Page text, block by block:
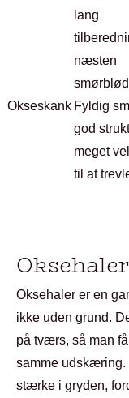
lang
næsten
Okseskank Fyldig
god
meget
til at
Oksehaler
Oksehaler er en
ikke uden grund.
på tværs, så man
samme udskæring.
stærke i gryden,